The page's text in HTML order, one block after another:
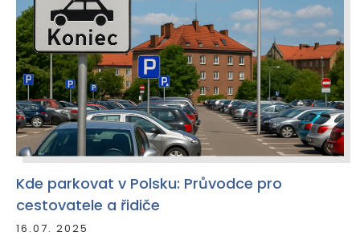
Kde parkovat v Polsku: Průvodce pro
cestovatele a řidiče
16.07. 2025